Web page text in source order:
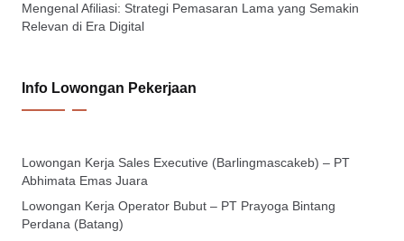
Mengenal Afiliasi: Strategi Pemasaran Lama yang Semakin
Relevan di Era Digital
Info Lowongan Pekerjaan
Lowongan Kerja Sales Executive (Barlingmascakeb) – PT
Abhimata Emas Juara
Lowongan Kerja Operator Bubut – PT Prayoga Bintang
Perdana (Batang)